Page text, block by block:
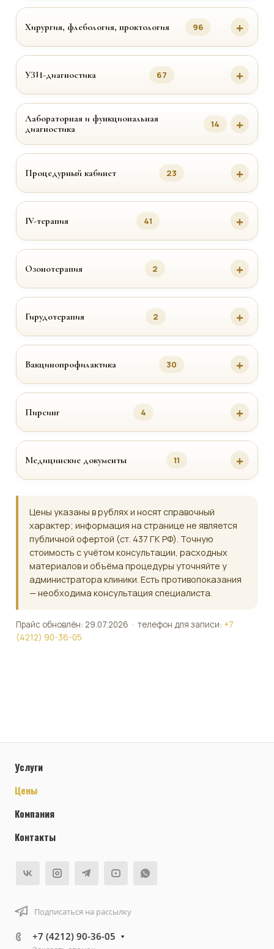
Хирургия, флебология, проктология 96
УЗИ-диагностика 67
Лабораторная и функциональная
диагностика
14
Процедурный кабинет 23
IV-терапия 41
Озонотерапия 2
Гирудотерапия 2
Вакцинопрофилактика 30
Пирсинг 4
Медицинские документы 11
Цены указаны в рублях и носят справочный
характер; информация на странице не является
публичной офертой (ст. 437 ГК РФ). Точную
стоимость с учётом консультации, расходных
материалов и объёма процедуры уточняйте у
администратора клиники. Есть противопоказания
— необходима консультация специалиста.
Прайс обновлён: 29.07.2026 · телефон для записи: +7
(4212) 90-36-05
Услуги
Цены
Компания
Контакты
Подписаться на рассылку
+7 (4212) 90-36-05